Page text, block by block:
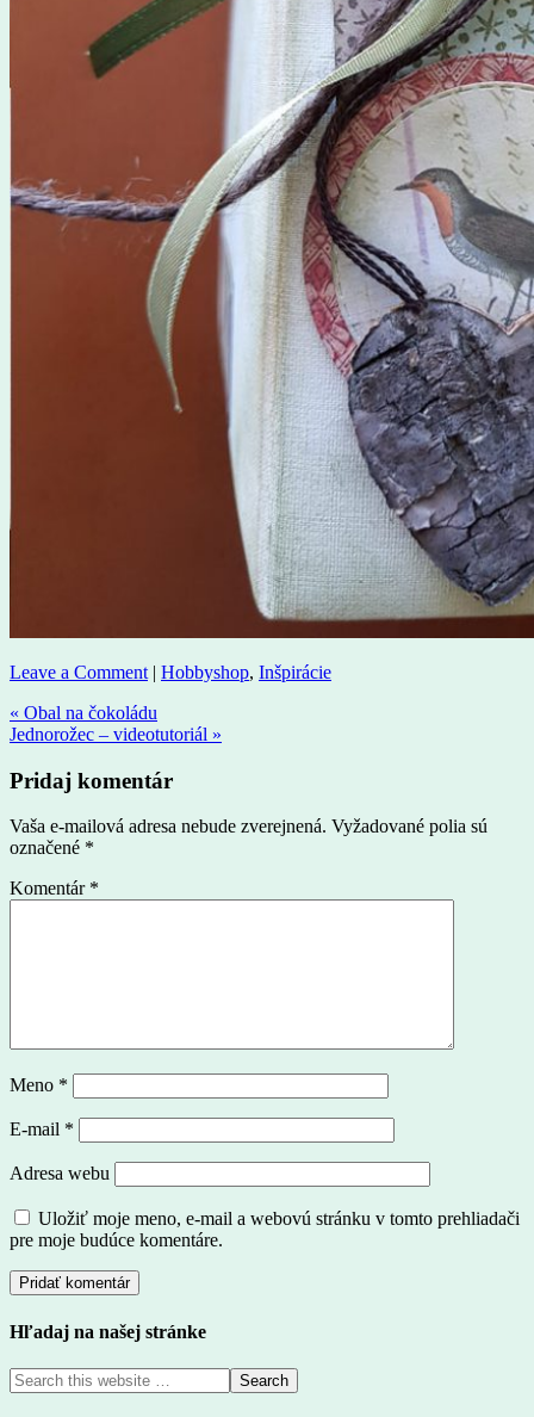
Leave a Comment | Hobbyshop, Inšpirácie
« Obal na čokoládu
Jednorožec – videotutoriál »
Pridaj komentár
Vaša e-mailová adresa nebude zverejnená. Vyžadované polia sú
označené *
Komentár *
Meno *
E-mail *
Adresa webu
Uložiť moje meno, e-mail a webovú stránku v tomto prehliadači
pre moje budúce komentáre.
Hľadaj na našej stránke